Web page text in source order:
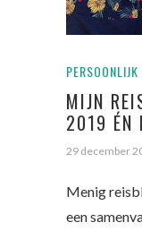
PERSOONLIJK
MIJN
2019 ÉN
29 december
Menig
een